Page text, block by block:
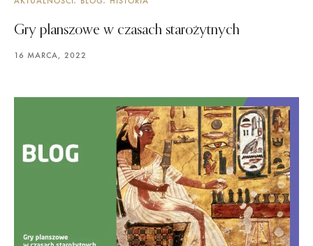
Gry planszowe w czasach starożytnych
16 MARCA, 2022